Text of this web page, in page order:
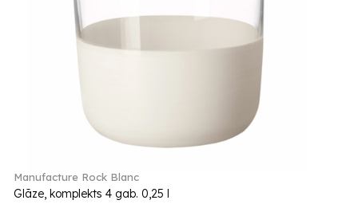
Manufacture Rock Blanc
Glāze, komplekts 4 gab. 0,25 l